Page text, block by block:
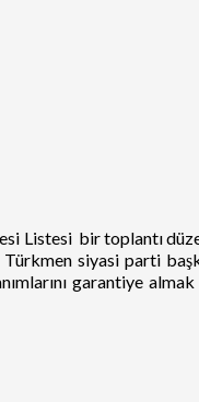
Listesi bir toplantı
siyasi parti
garantiye almak